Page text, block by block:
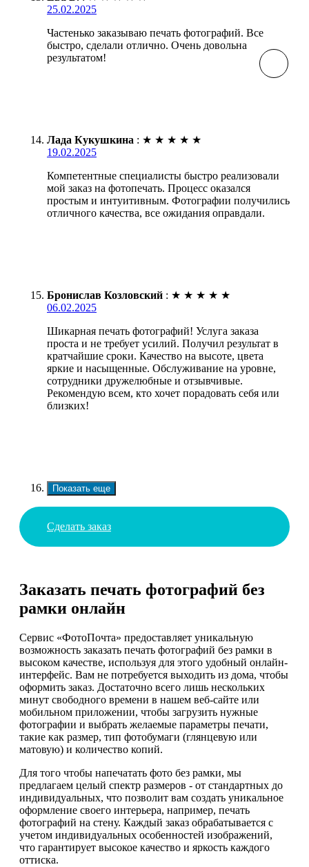
25.02.2025
Частенько заказываю печать фотографий. Все
быстро, сделали отлично. Очень довольна
результатом!
Лада Кукушкина : ★ ★ ★ ★ ★
19.02.2025
Компетентные специалисты быстро реализовали
мой заказ на фотопечать. Процесс оказался
простым и интуитивным. Фотографии получились
отличного качества, все ожидания оправдали.
Бронислав Козловский : ★ ★ ★ ★ ★
06.02.2025
Шикарная печать фотографий! Услуга заказа
проста и не требует усилий. Получил результат в
кратчайшие сроки. Качество на высоте, цвета
яркие и насыщенные. Обслуживание на уровне,
сотрудники дружелюбные и отзывчивые.
Рекомендую всем, кто хочет порадовать себя или
близких!
Показать еще
Сделать заказ
Заказать печать фотографий без
рамки онлайн
Сервис «ФотоПочта» предоставляет уникальную
возможность заказать печать фотографий без рамки в
высоком качестве, используя для этого удобный онлайн-
интерфейс. Вам не потребуется выходить из дома, чтобы
оформить заказ. Достаточно всего лишь нескольких
минут свободного времени в нашем веб-сайте или
мобильном приложении, чтобы загрузить нужные
фотографии и выбрать желаемые параметры печати,
такие как размер, тип фотобумаги (глянцевую или
матовую) и количество копий.
Для того чтобы напечатать фото без рамки, мы
предлагаем целый спектр размеров - от стандартных до
индивидуальных, что позволит вам создать уникальное
оформление своего интерьера, например, печать
фотографий на стену. Каждый заказ обрабатывается с
учетом индивидуальных особенностей изображений,
что гарантирует высокое качество и яркость каждого
оттиска.